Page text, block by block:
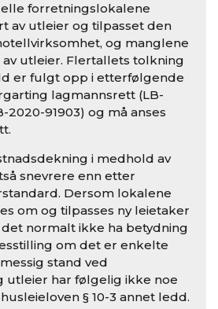
forretningslokalene
av utleier og tilpasset den
og manglene
utleier. Flertallets tolkning
er fulgt opp i etterfølgende
lagmannsrett (LB-
2020-91903) og må anses
i medhold av
snevrere enn etter
Dersom lokalene
om og tilpasses ny leietaker
normalt ikke ha betydning
om det er enkelte
stand ved
utleier har følgelig ikke noe
§ 10-3 annet ledd.